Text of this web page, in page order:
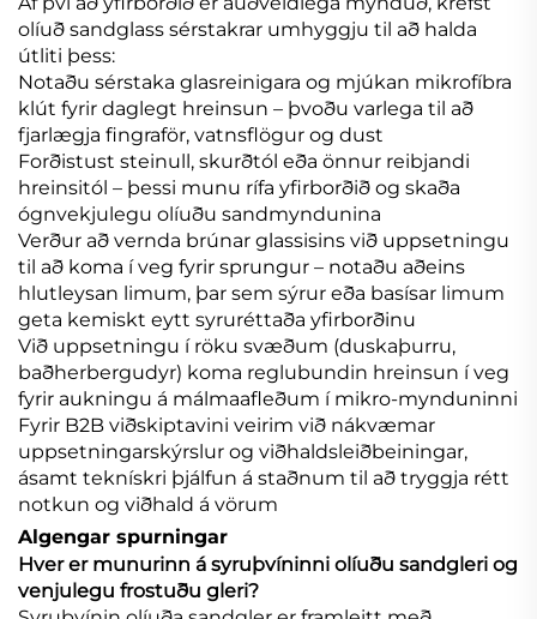
olíuð sandglass sérstakrar umhyggju til að halda
útliti þess:
Notaðu sérstaka glasreinigara og mjúkan mikrofíbra
klút fyrir daglegt hreinsun – þvoðu varlega til að
fjarlægja fingraför, vatnsflögur og dust
Forðistust steinull, skurðtól eða önnur reibjandi
hreinsitól – þessi munu rífa yfirborðið og skaða
ógnvekjulegu olíuðu sandmyndunina
Verður að vernda brúnar glassisins við uppsetningu
til að koma í veg fyrir sprungur – notaðu aðeins
hlutleysan limum, þar sem sýrur eða basísar limum
geta kemiskt eytt syruréttaða yfirborðinu
Við uppsetningu í röku svæðum (duskaþurru,
baðherbergudyr) koma reglubundin hreinsun í veg
fyrir aukningu á málmaafleðum í mikro-mynduninni
Fyrir B2B viðskiptavini veirim við nákvæmar
uppsetningarskýrslur og viðhaldsleiðbeiningar,
ásamt teknískri þjálfun á staðnum til að tryggja rétt
notkun og viðhald á vörum
Algengar spurningar
Hver er munurinn á syruþvíninni olíuðu sandgleri og
venjulegu frostuðu gleri?